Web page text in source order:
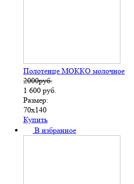
Полотенце МОККО молочное
2000руб.
1 600 руб.
Размер:
70х140
Купить
В избранное